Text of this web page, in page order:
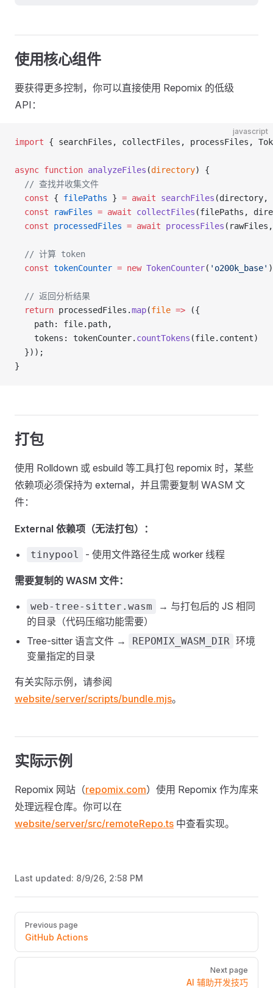
使用核心组件
要获得更多控制，你可以直接使用 Repomix 的低级
API：
javascript
import { searchFiles, collectFiles, processFiles,
async function analyzeFiles (directory) {
  // 查找并收集文件
  const
{ filePaths } = await searchFiles
  const
rawFiles = await collectFiles (filePaths,
  const
processedFiles = await processFiles
  // 计算 token
  const
tokenCounter = new TokenCounter( 'o200k_base'
  // 返回分析结果
  return
processedFiles.map(file => ({
    path: file.path,
    tokens: tokenCounter.
countTokens (file.content)
  }));
}
打包
使用 Rolldown 或 esbuild 等工具打包 repomix 时，某些
依赖项必须保持为 external，并且需要复制 WASM 文
件：
External 依赖项（无法打包）：
tinypool - 使用文件路径生成 worker 线程
需要复制的 WASM 文件：
web-tree-sitter.wasm
→ 与打包后的 JS 相同
的目录（代码压缩功能需要）
Tree-sitter 语言文件 →
REPOMIX_WASM_DIR 环境
变量指定的目录
有关实际示例，请参阅
website/server/scripts/bundle.mjs。
实际示例
Repomix 网站（repomix.com）使用 Repomix 作为库来
处理远程仓库。你可以在
website/server/src/remoteRepo.ts 中查看实现。
Last updated: 8/9/26, 2:58 PM
Pager
Previous page
GitHub Actions
Next page
AI 辅助开发技巧